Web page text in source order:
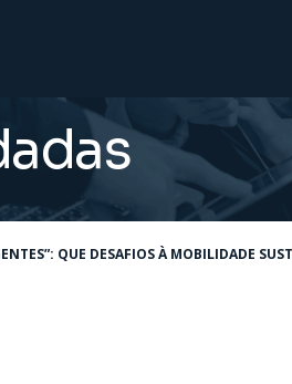
QUE DESAFIOS À MOBILIDADE